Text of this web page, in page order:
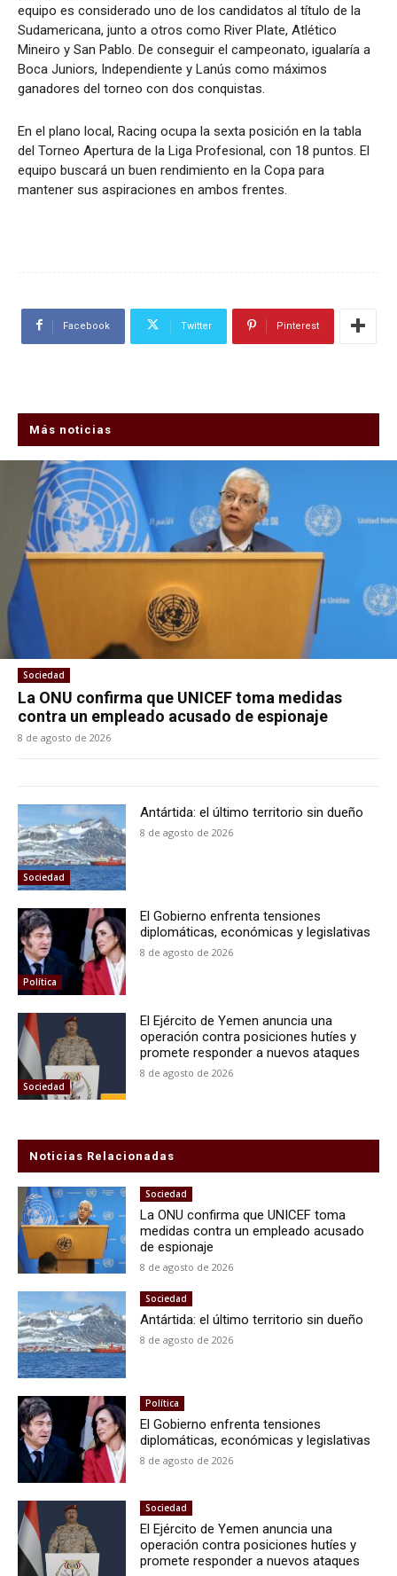
equipo es considerado uno de los candidatos al título de la
Sudamericana, junto a otros como River Plate, Atlético
Mineiro y San Pablo. De conseguir el campeonato, igualaría a
Boca Juniors, Independiente y Lanús como máximos
ganadores del torneo con dos conquistas.
En el plano local, Racing ocupa la sexta posición en la tabla
del Torneo Apertura de la Liga Profesional, con 18 puntos. El
equipo buscará un buen rendimiento en la Copa para
mantener sus aspiraciones en ambos frentes.
Facebook Twitter Pinterest
Más noticias
Sociedad
La ONU confirma que UNICEF toma medidas
contra un empleado acusado de espionaje
8 de agosto de 2026
Sociedad
Antártida: el último territorio sin dueño
8 de agosto de 2026
Política
El Gobierno enfrenta tensiones
diplomáticas, económicas y legislativas
8 de agosto de 2026
Sociedad
El Ejército de Yemen anuncia una
operación contra posiciones hutíes y
promete responder a nuevos ataques
8 de agosto de 2026
Noticias Relacionadas
Sociedad
La ONU confirma que UNICEF toma
medidas contra un empleado acusado
de espionaje
8 de agosto de 2026
Sociedad
Antártida: el último territorio sin dueño
8 de agosto de 2026
Política
El Gobierno enfrenta tensiones
diplomáticas, económicas y legislativas
8 de agosto de 2026
Sociedad
El Ejército de Yemen anuncia una
operación contra posiciones hutíes y
promete responder a nuevos ataques